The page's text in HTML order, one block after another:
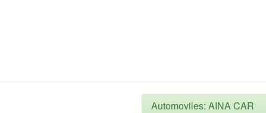
Automoviles: AINA CAR